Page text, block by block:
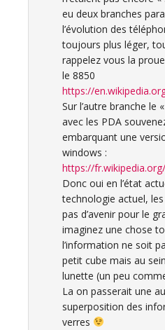
eu deux branches
l’évolution des
toujours plus léger,
rappelez vous la
le 8850
https://
Sur l’autre branche le
avec les PDA
embarquant une
windows :
https://
Donc oui en l’état
technologie actuel,
pas d’avenir pour le
imaginez une chose
l’information ne soit
petit cube mais au
lunette (un peu
La on passerait une
superposition des
verres